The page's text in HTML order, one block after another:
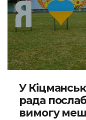
У
рада
вимогу